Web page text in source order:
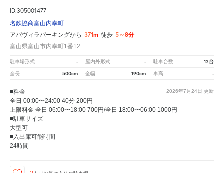
ID:305001477
名鉄協商富山内幸町
アパヴィラパーキングから 371m 徒歩 5～8分
富山県富山市内幸町1番12
駐車場形式 - 屋内外形式 - 駐車台数 12台
全長 500cm 全幅 190cm 車高 -
2026年7月24日 更新
■料金
全日 00:00〜24:00 40分 200円
上限料金 全日 06:00〜18:00 700円/全日 18:00〜06:00 1000円
■駐車サイズ
大型可
■入出庫可能時間
24時間